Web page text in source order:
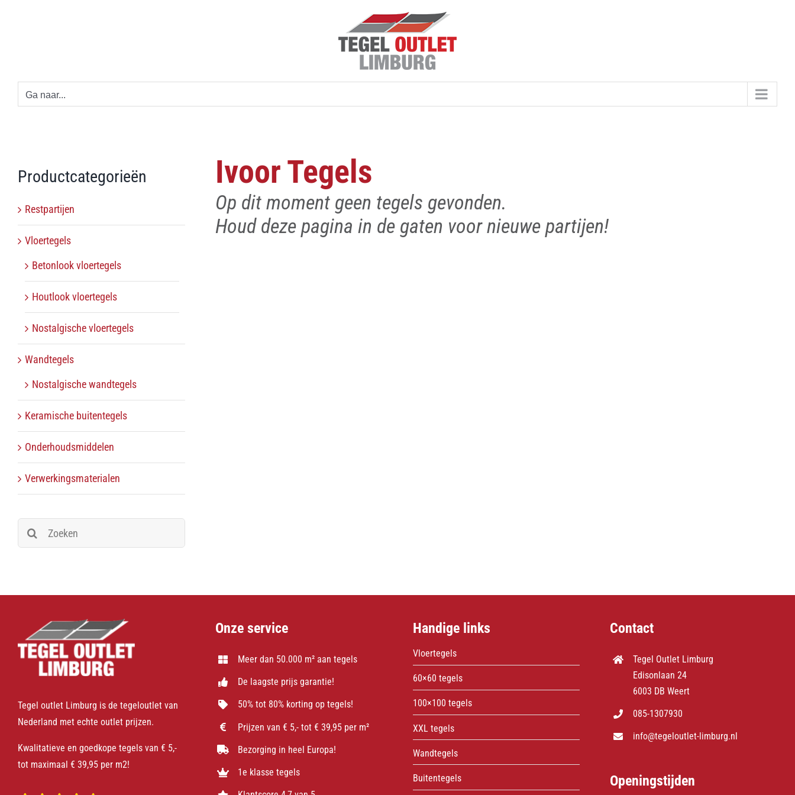
Ga naar...
Productcategorieën
Restpartijen
Vloertegels
Betonlook vloertegels
Houtlook vloertegels
Nostalgische vloertegels
Wandtegels
Nostalgische wandtegels
Keramische buitentegels
Onderhoudsmiddelen
Verwerkingsmaterialen
Zoeken
naar:
Ivoor Tegels
Op dit moment geen tegels gevonden.
Houd deze pagina in de gaten voor nieuwe partijen!
Tegel outlet Limburg is de tegeloutlet van
Nederland met echte outlet prijzen.
Kwalitatieve en goedkope tegels van € 5,-
tot maximaal € 39,95 per m2!
Onze service
Meer dan 50.000 m² aan tegels
De laagste prijs garantie!
50% tot 80% korting op tegels!
Prijzen van € 5,- tot € 39,95 per m²
Bezorging in heel Europa!
1e klasse tegels
Handige links
Vloertegels
60×60 tegels
100×100 tegels
XXL tegels
Wandtegels
Buitentegels
Contact
Tegel Outlet Limburg
Edisonlaan 24
6003 DB Weert
085-1307930
info@tegeloutlet-limburg.nl
Openingstijden